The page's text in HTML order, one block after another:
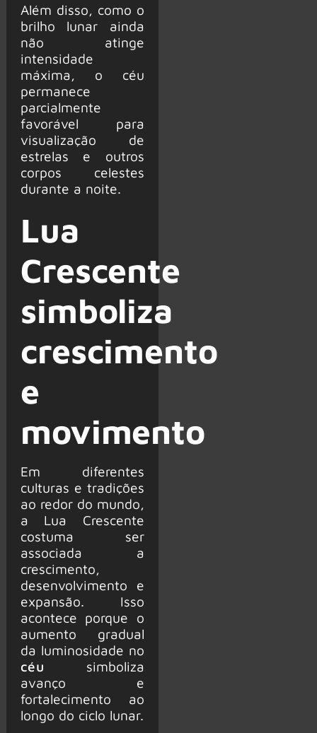
Além disso, como o
brilho lunar ainda
não atinge
intensidade
máxima, o céu
permanece
parcialmente
favorável para
visualização de
estrelas e outros
corpos celestes
durante a noite.
Lua
Crescente
simboliza
crescimento
e
movimento
Em diferentes
culturas e tradições
ao redor do mundo,
a Lua Crescente
costuma ser
associada a
crescimento,
desenvolvimento e
expansão. Isso
acontece porque o
aumento gradual
da luminosidade no
céu simboliza
avanço e
fortalecimento ao
longo do ciclo lunar.